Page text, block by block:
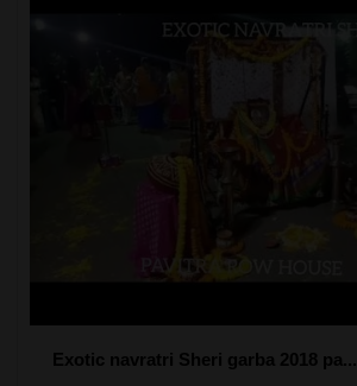
Exotic navratri Sheri garba 2018 pa...